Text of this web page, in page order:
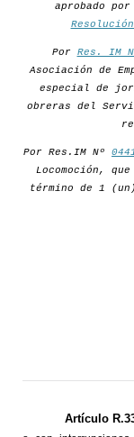
aprobado por
Por Res. IM
Asociación de
especial de
obreras del
Por Res.IM Nº
Locomoción,
término de 1
Artículo